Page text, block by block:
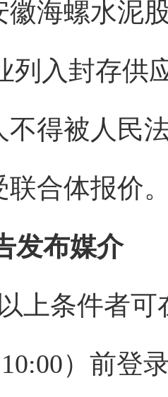
徽海螺水泥
列入封存供
不得被人民
联合体报价
发布媒介
条件者可
）前登